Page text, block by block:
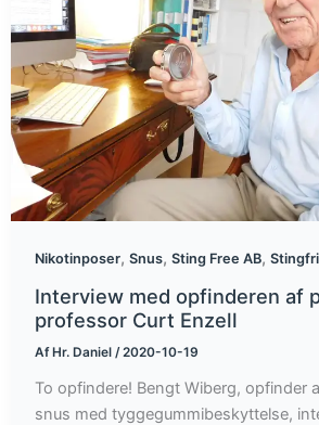
Nikotinposer, Snus, Sting Free AB, Stingfri
Interview med opfinderen af
professor Curt Enzell
AfHr. Daniel /2020-10-19
To opfindere! Bengt Wiberg, opfinder
snus med tyggegummibeskyttelse,